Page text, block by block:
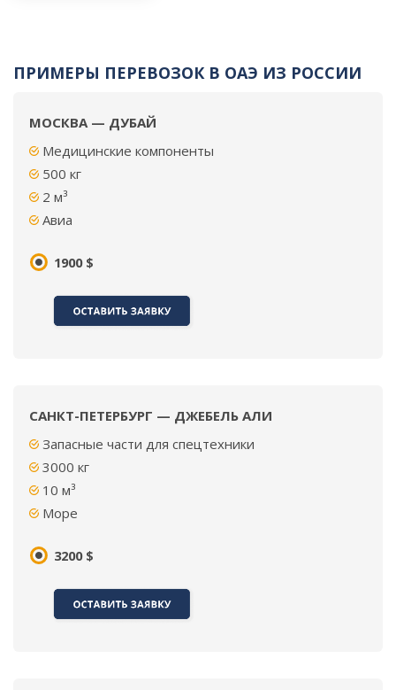
ПРИМЕРЫ ПЕРЕВОЗОК В ОАЭ ИЗ РОССИИ
МОСКВА — ДУБАЙ
Медицинские компоненты
500 кг
2 м³
Авиа
1900 $
САНКТ-ПЕТЕРБУРГ — ДЖЕБЕЛЬ АЛИ
Запасные части для спецтехники
3000 кг
10 м³
Море
3200 $